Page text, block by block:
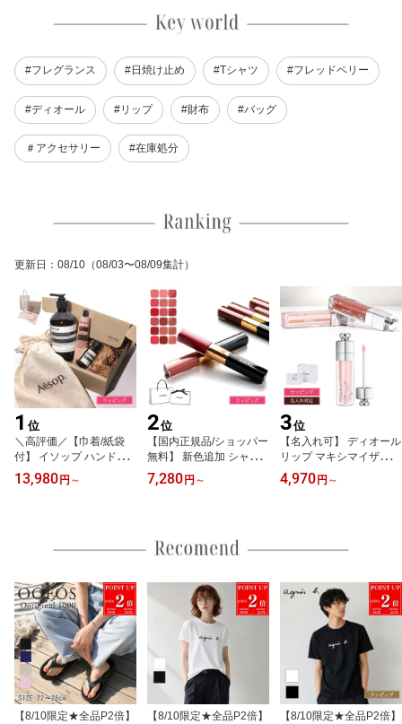
#フレグランス #日焼け止め #Tシャツ #フレッドペリー
#ディオール #リップ #財布 #バッグ
＃アクセサリー #在庫処分
更新日 ： 08/10 （08/03〜08/09集計）
1 位
＼高評価／【巾着/紙袋
付】 イソップ ハンドソ
ープ ギフト ハンドクリ
ーム ギフト ギフトセッ
コスメ 美容 ブランド 内
13,980 円 ～
2位
【国内正規品/ショッパー
無料】 新色追加 シャネ
ル リップ シャネル 口紅
CHANEL ル ルージュ デ
ド 正規品 ギフト プレゼ
7,280 円 ～
3位
【名入れ可】 ディオール
リップ マキシマイザー D
ior 001 アディクト リッ
プ リップティント 6ml
ランド 新品 ギフト スキ
4,970 円 ～
【8/10限定★全品P2倍】
【8/10限定★全品P2倍】
【8/10限定★全品P2倍】